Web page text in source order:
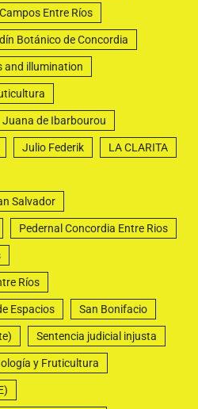
Entre Ríos
Botánico de Concordia
and illumination
Juana de Ibarbourou
Julio Federik LA CLARITA
Salvador
Pedernal Concordia Entre Rios
Ríos
Espacios San Bonifacio
Sentencia judicial injusta
y Fruticultura